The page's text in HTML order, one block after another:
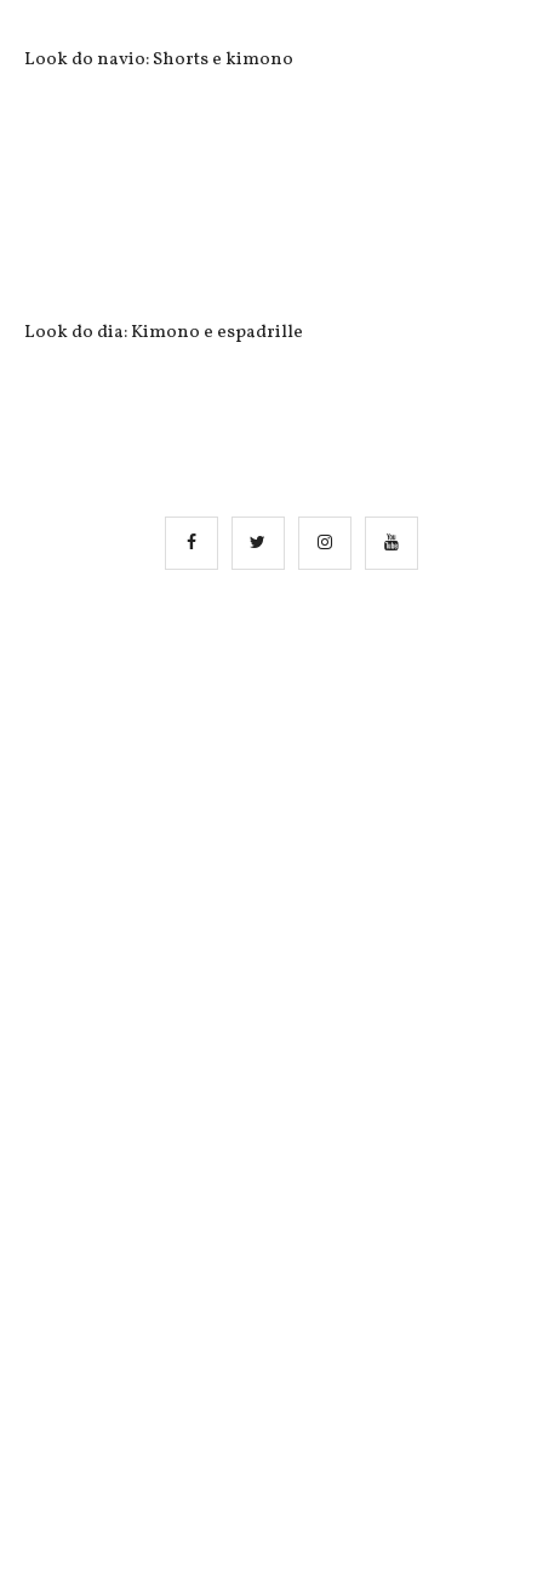
Look do navio: Shorts e kimono
Look do dia: Kimono e espadrille